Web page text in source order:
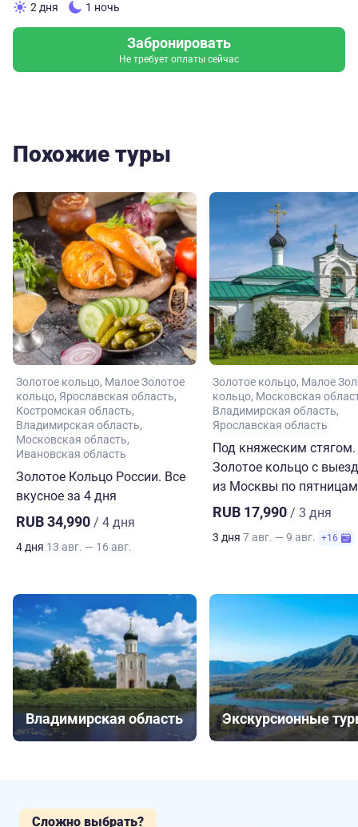
2 дня
1 ночь
Забронировать
Не требует оплаты сейчас
Похожие туры
Золотое кольцо Малое Золотое
кольцо Ярославская область
Костромская область
Владимирская область
Московская область
Ивановская область
Золотое Кольцо России. Все
вкусное за 4 дня
RUB 34,990 / 4 дня
4 дня 13 авг. — 16 авг.
Золотое кольцо Малое
кольцо Московская
Владимирская область
Ярославская область
Под княжеским стягом.
Золотое кольцо с
из Москвы по пятницам
RUB 17,990 / 3 дня
3 дня 7 авг. — 9 авг. +16
Владимирская область Экскурсионные
Сложно выбрать?